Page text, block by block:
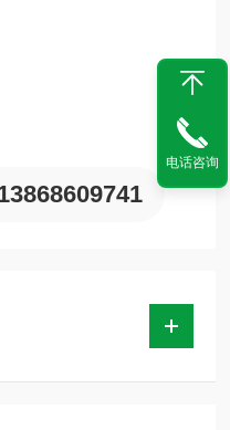
电话咨询